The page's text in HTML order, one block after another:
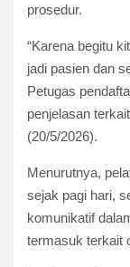
prosedur.
“Karena begitu
jadi pasien dan
Petugas
penjelasan
(20/5/2026).
Menurutnya,
sejak pagi hari,
komunikatif
termasuk terkait